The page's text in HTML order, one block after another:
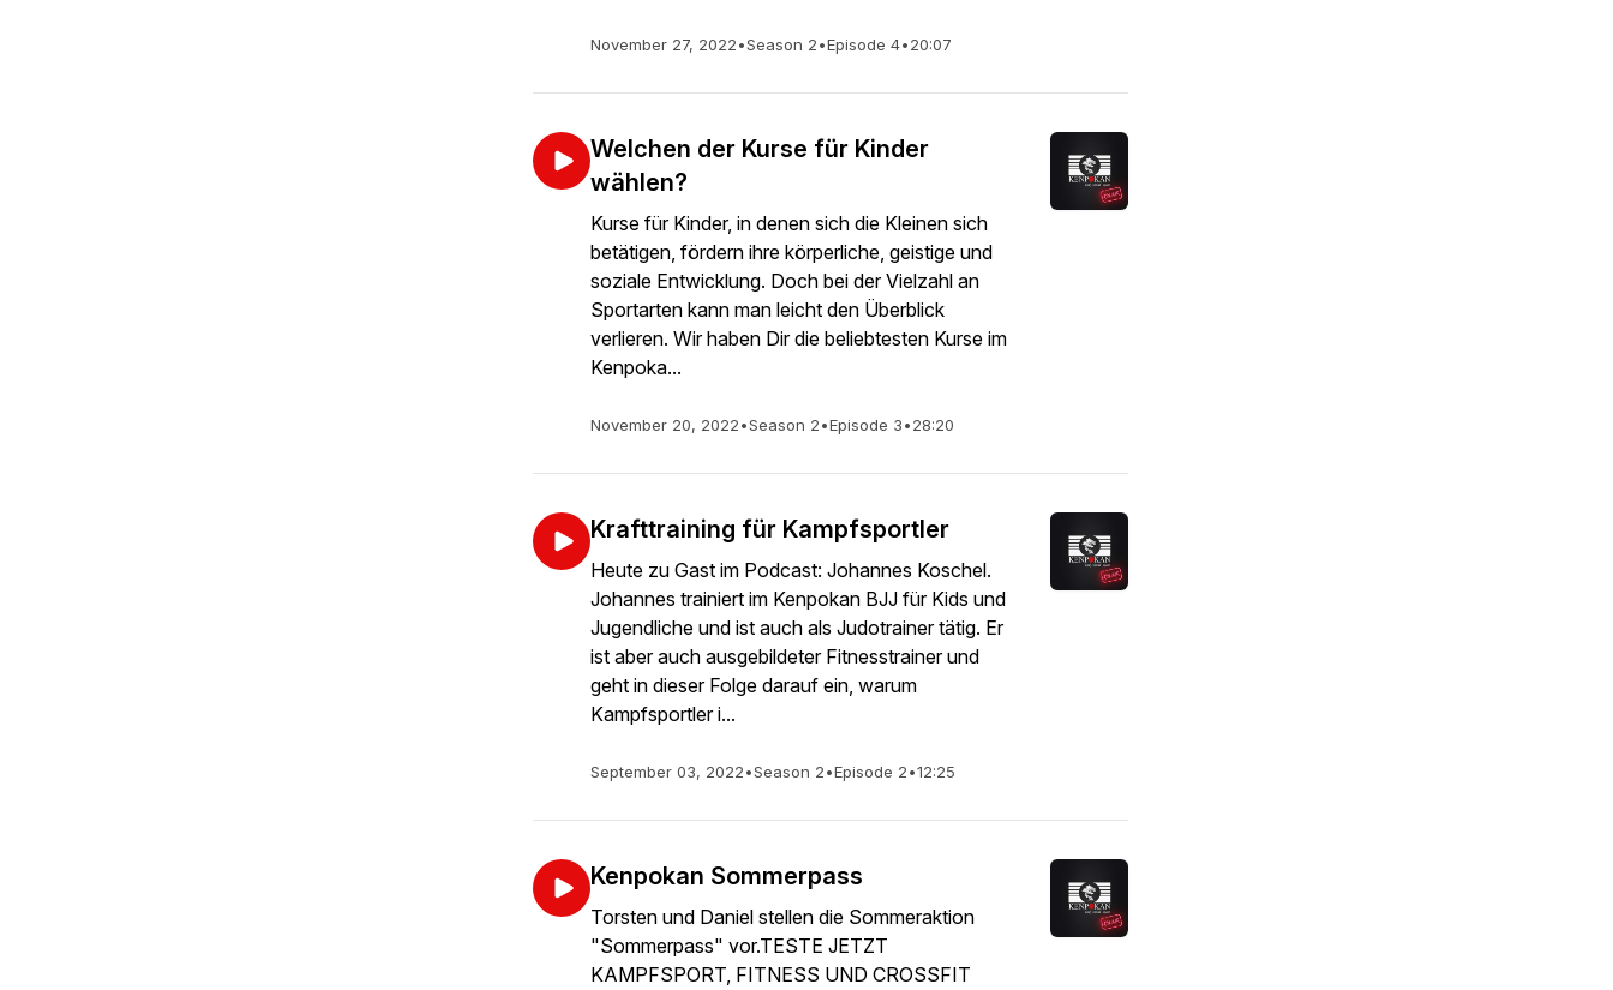
November 27, 2022•Season 2•Episode 4•20:07
Welchen der Kurse für Kinder
wählen?
Kurse für Kinder, in denen sich die Kleinen sich
betätigen, fördern ihre körperliche, geistige und
soziale Entwicklung. Doch bei der Vielzahl an
Sportarten kann man leicht den Überblick
verlieren. Wir haben Dir die beliebtesten Kurse im
Kenpoka...
November 20, 2022•Season 2•Episode 3•28:20
Krafttraining für Kampfsportler
Heute zu Gast im Podcast: Johannes Koschel.
Johannes trainiert im Kenpokan BJJ für Kids und
Jugendliche und ist auch als Judotrainer tätig. Er
ist aber auch ausgebildeter Fitnesstrainer und
geht in dieser Folge darauf ein, warum
Kampfsportler i...
September 03, 2022•Season 2•Episode 2•12:25
Kenpokan Sommerpass
Torsten und Daniel stellen die Sommeraktion
"Sommerpass" vor.TESTE JETZT
KAMPFSPORT, FITNESS UND CROSSFIT